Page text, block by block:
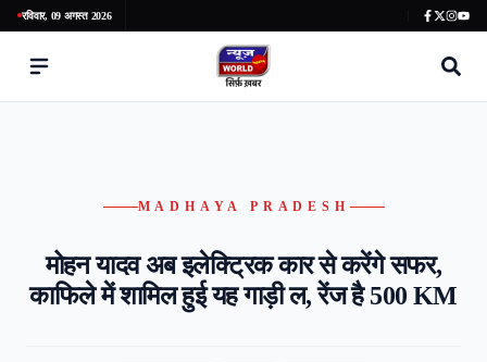
रविवार, 09 अगस्त 2026
MADHAYA PRADESH
मोहन यादव अब इलेक्ट्रिक कार से करेंगे सफर,
काफिले में शामिल हुई यह गाड़ी ल, रेंज है 500 KM